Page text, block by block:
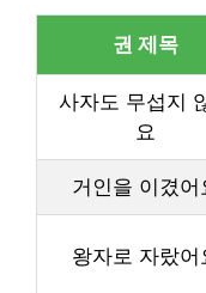
권 제목
사자도 무섭지
요
거인을 이겼어
왕자로 자랐어